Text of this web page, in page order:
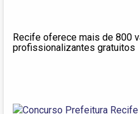
Recife oferece mais de 800
profissionalizantes gratuitos